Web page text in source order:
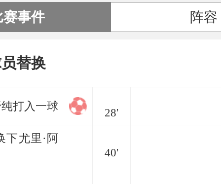
赛事件 阵容
替换
打入一球
28'
下尤里·阿
40'